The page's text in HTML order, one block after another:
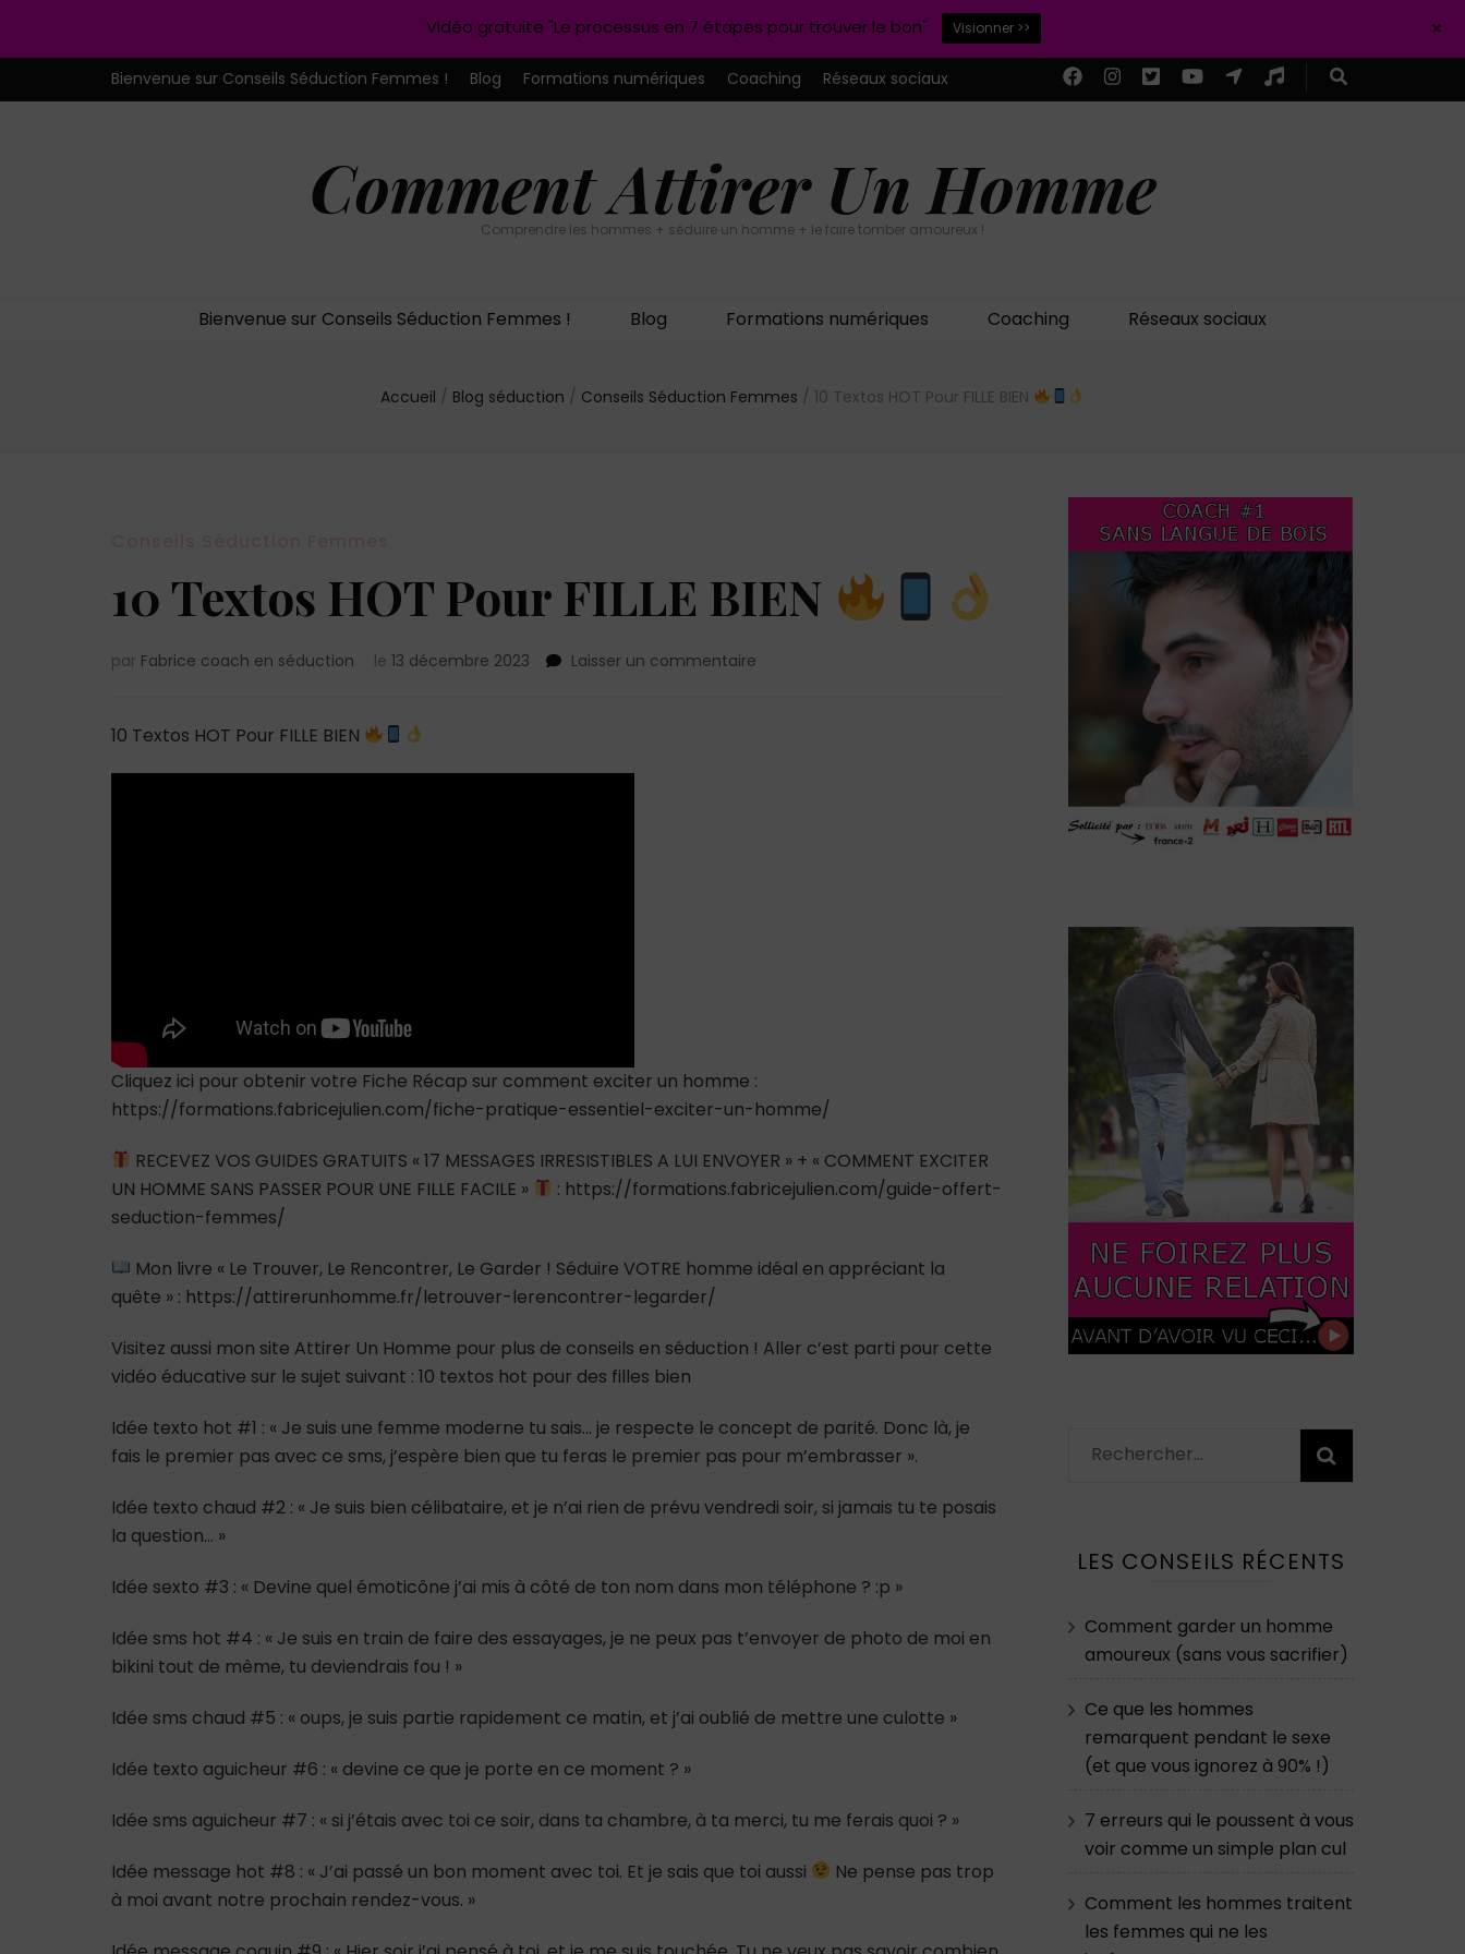
Bienvenue sur Conseils Séduction Femmes ! Blog Formations numériques Coaching Réseaux sociaux
Comment Attirer Un Homme
Comprendre les hommes + séduire un homme + le faire tomber amoureux !
Bienvenue sur Conseils Séduction Femmes ! Blog Formations numériques Coaching Réseaux sociaux
Accueil / Blog séduction / Conseils Séduction Femmes / 10 Textos HOT Pour FILLE BIEN
10 Textos HOT Pour FILLE BIEN
par Fabrice coach en séduction le 13 décembre 2023 Laisser un commentaire
10 Textos HOT Pour FILLE BIEN
Cliquez ici pour obtenir votre Fiche Récap sur comment exciter un homme :
https://formations.fabricejulien.com/fiche-pratique-essentiel-exciter-un-homme/
RECEVEZ VOS GUIDES GRATUITS « 17 MESSAGES IRRESISTIBLES A LUI ENVOYER » + « COMMENT EXCITER
UN HOMME SANS PASSER POUR UNE FILLE FACILE »
: https://formations.fabricejulien.com/guide-offert-
seduction-femmes/
Mon livre « Le Trouver, Le Rencontrer, Le Garder ! Séduire VOTRE homme idéal en appréciant la
quête » : https://attirerunhomme.fr/letrouver-lerencontrer-legarder/
Visitez aussi mon site Attirer Un Homme pour plus de conseils en séduction ! Aller c’est parti pour cette
vidéo éducative sur le sujet suivant : 10 textos hot pour des filles bien
Idée texto hot #1 : « Je suis une femme moderne tu sais… je respecte le concept de parité. Donc là, je
fais le premier pas avec ce sms, j’espère bien que tu feras le premier pas pour m’embrasser ».
Idée texto chaud #2 : « Je suis bien célibataire, et je n’ai rien de prévu vendredi soir, si jamais tu te posais
la question… »
Idée sexto #3 : « Devine quel émoticône j’ai mis à côté de ton nom dans mon téléphone ? :p »
Idée sms hot #4 : « Je suis en train de faire des essayages, je ne peux pas t’envoyer de photo de moi en
bikini tout de même, tu deviendrais fou ! »
Idée sms chaud #5 : « oups, je suis partie rapidement ce matin, et j’ai oublié de mettre une culotte »
Idée texto aguicheur #6 : « devine ce que je porte en ce moment ? »
Idée sms aguicheur #7 : « si j’étais avec toi ce soir, dans ta chambre, à ta merci, tu me ferais quoi ? »
Idée message hot #8 : « J’ai passé un bon moment avec toi. Et je sais que toi aussi
Ne pense pas trop
à moi avant notre prochain rendez-vous. »
Rechercher :
LES CONSEILS RÉCENTS
Comment garder un homme
amoureux (sans vous sacrifier)
Ce que les hommes
remarquent pendant le sexe
(et que vous ignorez à 90% !)
7 erreurs qui le poussent à vous
voir comme un simple plan cul
Comment les hommes traitent
les femmes qui ne les
Vidéo gratuite "Le processus en 7 étapes pour trouver le bon" Visionner >> +